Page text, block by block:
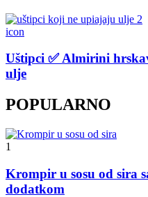
icon
Uštipci ✅ Almirini
ulje
POPULARNO
1
Krompir u sosu od sira
dodatkom